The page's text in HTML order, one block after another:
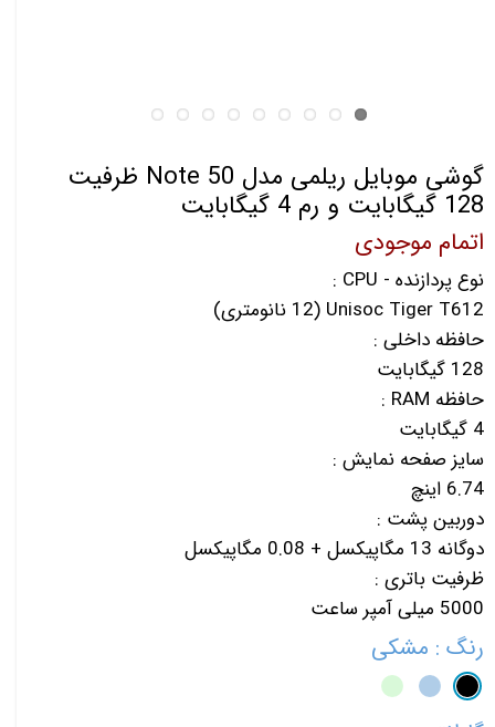
گوشی موبایل ریلمی مدل Note 50 ظرفیت
128 گیگابایت و رم 4 گیگابایت
اتمام موجودی
نوع پردازنده - CPU :
Unisoc Tiger T612 (12 نانومتری)
حافظه داخلی :
128 گیگابایت
حافظه RAM :
4 گیگابایت
سایز صفحه نمایش :
6.74 اینچ
دوربین پشت :
دوگانه 13 مگاپیکسل + 0.08 مگاپیکسل
ظرفیت باتری :
5000 میلی آمپر ساعت
رنگ : مشکی